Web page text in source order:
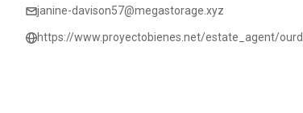
janine-davison57@megastorage.xyz
https://www.proyectobienes.net/estate_agent/